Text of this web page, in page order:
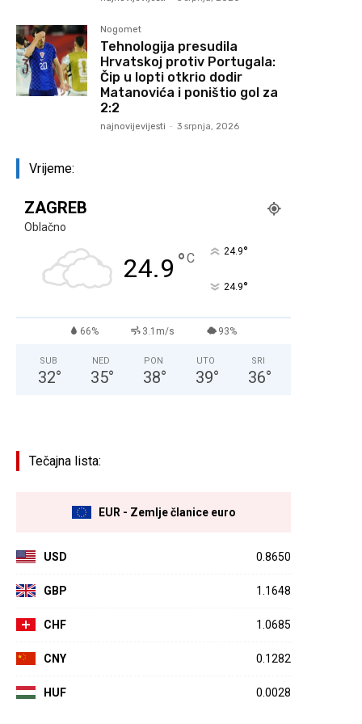
Nogomet
Tehnologija presudila
Hrvatskoj protiv Portugala:
Čip u lopti otkrio dodir
Matanovića i poništio gol za
2:2
najnovijevijesti - 3 srpnja, 2026
Vrijeme:
ZAGREB
Oblačno
24.9 °C 24.9°
24.9°
66% 3.1m/s 93%
SUB
32°
NED
35°
PON
38°
UTO
39°
SRI
36°
Tečajna lista:
EUR - Zemlje članice euro
USD 0.8650
GBP 1.1648
CHF 1.0685
CNY 0.1282
HUF 0.0028